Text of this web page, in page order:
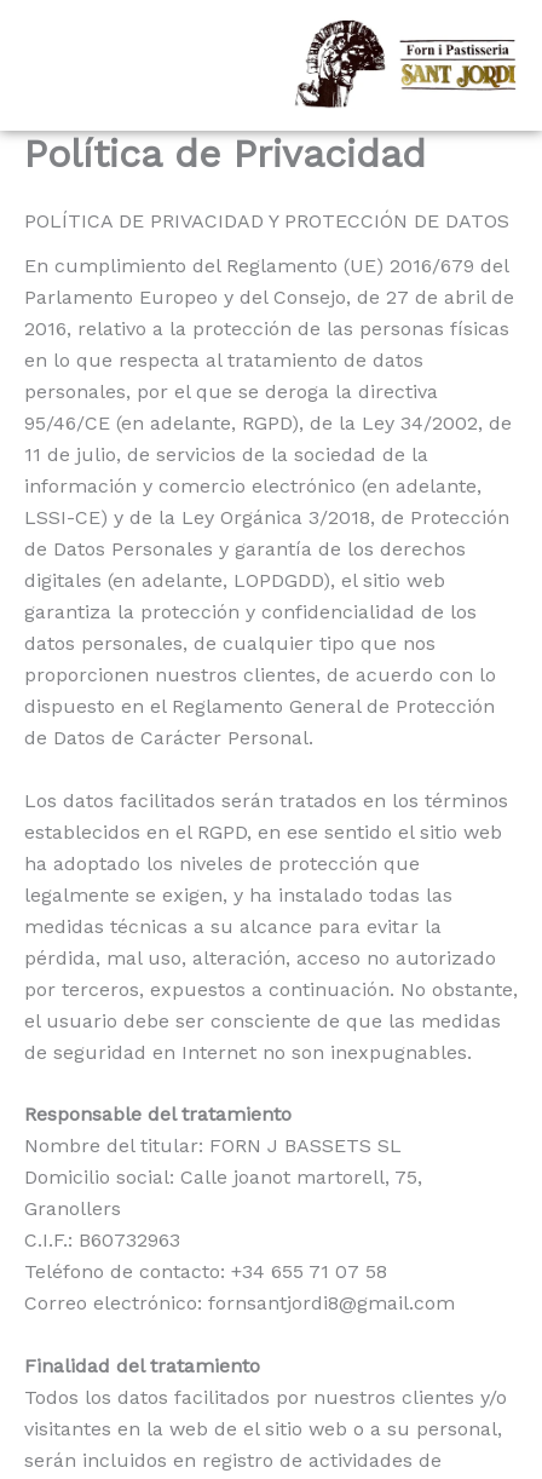
Política de Privacidad
POLÍTICA DE PRIVACIDAD Y PROTECCIÓN DE DATOS
En cumplimiento del Reglamento (UE) 2016/679 del
Parlamento Europeo y del Consejo, de 27 de abril de
2016, relativo a la protección de las personas físicas
en lo que respecta al tratamiento de datos
personales, por el que se deroga la directiva
95/46/CE (en adelante, RGPD), de la Ley 34/2002, de
11 de julio, de servicios de la sociedad de la
información y comercio electrónico (en adelante,
LSSI-CE) y de la Ley Orgánica 3/2018, de Protección
de Datos Personales y garantía de los derechos
digitales (en adelante, LOPDGDD), el sitio web
garantiza la protección y confidencialidad de los
datos personales, de cualquier tipo que nos
proporcionen nuestros clientes, de acuerdo con lo
dispuesto en el Reglamento General de Protección
de Datos de Carácter Personal.
Los datos facilitados serán tratados en los términos
establecidos en el RGPD, en ese sentido el sitio web
ha adoptado los niveles de protección que
legalmente se exigen, y ha instalado todas las
medidas técnicas a su alcance para evitar la
pérdida, mal uso, alteración, acceso no autorizado
por terceros, expuestos a continuación. No obstante,
el usuario debe ser consciente de que las medidas
de seguridad en Internet no son inexpugnables.
Responsable del tratamiento
Nombre del titular: FORN J BASSETS SL
Domicilio social: Calle joanot martorell, 75,
Granollers
C.I.F.: B60732963
Teléfono de contacto: +34 655 71 07 58
Correo electrónico: fornsantjordi8@gmail.com
Finalidad del tratamiento
Todos los datos facilitados por nuestros clientes y/o
visitantes en la web de el sitio web o a su personal,
serán incluidos en registro de actividades de